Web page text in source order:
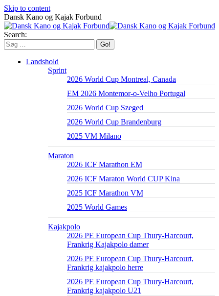
Skip to content
Dansk Kano og Kajak Forbund
Search:
Landshold
Sprint
2026 World Cup Montreal, Canada
EM 2026 Montemor-o-Velho Portugal
2026 World Cup Szeged
2026 World Cup Brandenburg
2025 VM Milano
Maraton
2026 ICF Marathon EM
2026 ICF Maraton World CUP Kina
2025 ICF Marathon VM
2025 World Games
Kajakpolo
2026 PE European Cup Thury-Harcourt,
Frankrig Kajakpolo damer
2026 PE European Cup Thury-Harcourt,
Frankrig kajakpolo herre
2026 PE European Cup Thury-Harcourt,
Frankrig kajakpolo U21